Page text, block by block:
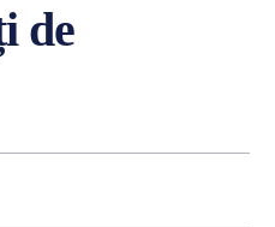
de